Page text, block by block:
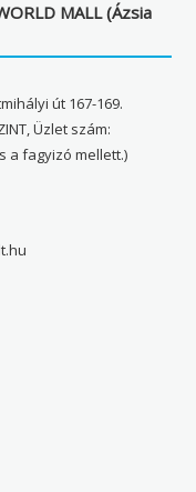
MALL (Ázsia
út 167-169.
Üzlet szám:
a fagyizó mellett.)